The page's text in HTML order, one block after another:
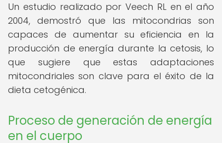
Un estudio realizado por Veech RL en el año
2004, demostró que las mitocondrias son
capaces de aumentar su eficiencia en la
producción de energía durante la cetosis, lo
que sugiere que estas adaptaciones
mitocondriales son clave para el éxito de la
dieta cetogénica.
Proceso de generación de energía
en el cuerpo